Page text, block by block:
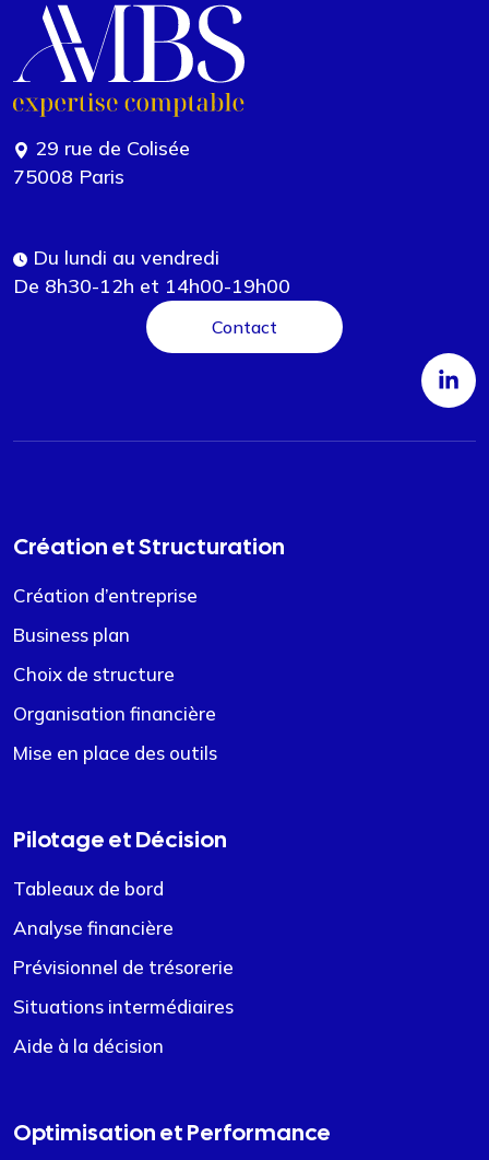
29 rue de Colisée
75008 Paris
Du lundi au vendredi
De 8h30-12h et 14h00-19h00
Contact
Création et Structuration
Création d’entreprise
Business plan
Choix de structure
Organisation financière
Mise en place des outils
Pilotage et Décision
Tableaux de bord
Analyse financière
Prévisionnel de trésorerie
Situations intermédiaires
Aide à la décision
Optimisation et Performance